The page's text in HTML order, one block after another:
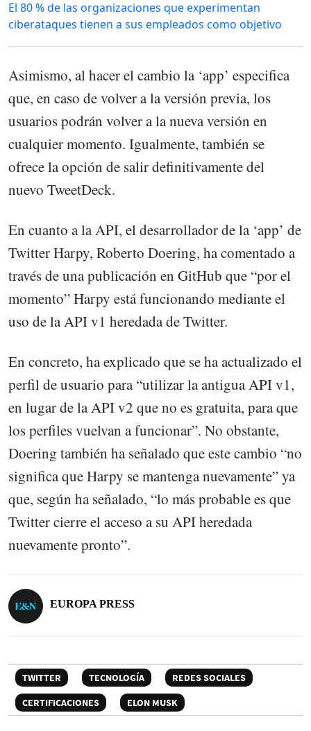
El 80 % de las organizaciones que experimentan
ciberataques tienen a sus empleados como objetivo
Asimismo, al hacer el cambio la ‘app’ especifica
que, en caso de volver a la versión previa, los
usuarios podrán volver a la nueva versión en
cualquier momento. Igualmente, también se
ofrece la opción de salir definitivamente del
nuevo TweetDeck.
En cuanto a la API, el desarrollador de la ‘app’ de
Twitter Harpy, Roberto Doering, ha comentado a
través de una publicación en GitHub que “por el
momento” Harpy está funcionando mediante el
uso de la API v1 heredada de Twitter.
En concreto, ha explicado que se ha actualizado el
perfil de usuario para “utilizar la antigua API v1,
en lugar de la API v2 que no es gratuita, para que
los perfiles vuelvan a funcionar”. No obstante,
Doering también ha señalado que este cambio “no
significa que Harpy se mantenga nuevamente” ya
que, según ha señalado, “lo más probable es que
Twitter cierre el acceso a su API heredada
nuevamente pronto”.
EUROPA PRESS
TWITTER TECNOLOGÍA
REDES SOCIALES
CERTIFICACIONES
ELON MUSK